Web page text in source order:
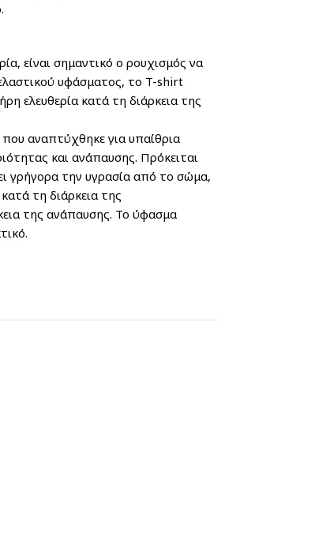
είναι σημαντικό ο ρουχισμός να
υφάσματος, το T-shirt
ελευθερία κατά τη διάρκεια της
για υπαίθρια
και ανάπαυσης. Πρόκειται
γρήγορα την υγρασία από το σώμα,
τη διάρκεια της
της ανάπαυσης. Το ύφασμα